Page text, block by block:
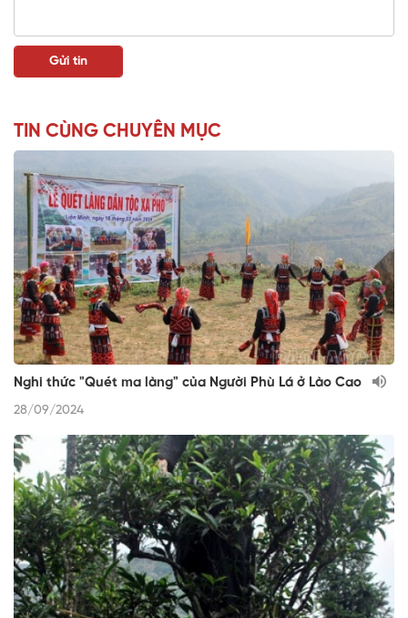
TIN CÙNG CHUYÊN MỤC
Nghi thức "Quét ma làng" của Người Phù Lá ở Lào Cao
28/09/2024